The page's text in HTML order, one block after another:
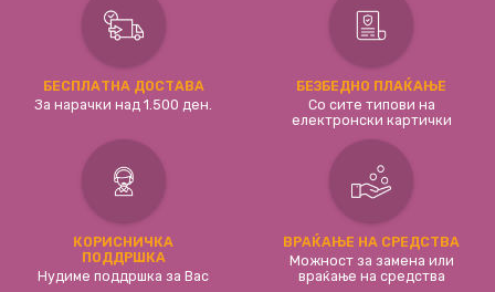
БЕСПЛАТНА ДОСТАВА
За нарачки над 1.500 ден.
БЕЗБЕДНО ПЛАЌАЊЕ
Со сите типови на
електронски картички
КОРИСНИЧКА
ПОДДРШКА
Нудиме поддршка за Вас
ВРАЌАЊЕ НА СРЕДСТВА
Можност за замена или
враќање на средства